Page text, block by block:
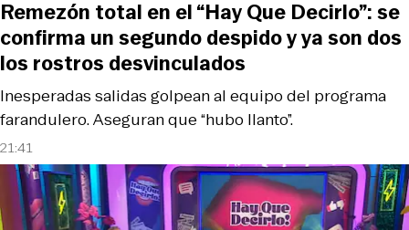
21:41
Inesperadas salidas golpean al equipo del programa
farandulero. Aseguran que “hubo llanto”.
Remezón total en el “Hay Que Decirlo”: se
confirma un segundo despido y ya son dos
los rostros desvinculados